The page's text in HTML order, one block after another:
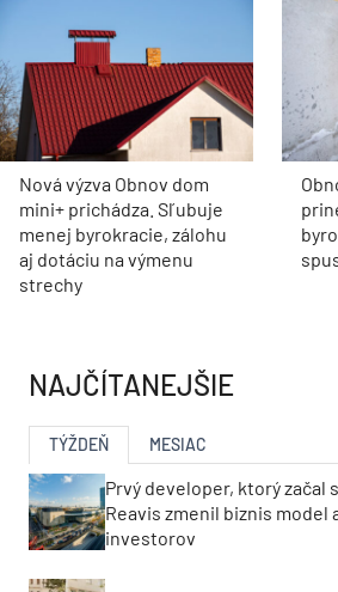
Nová výzva Obnov dom
mini+ prichádza. Sľubuje
menej byrokracie, zálohu
aj dotáciu na výmenu
strechy
NAJČÍTANEJŠIE
TÝŽDEŇ MESIAC
Prvý developer, ktorý začal
Reavis zmenil biznis model
investorov